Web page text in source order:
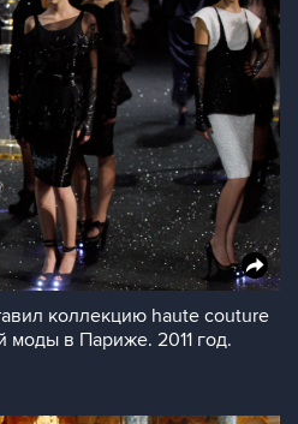
коллекцию haute couture
моды в Париже. 2011 год.